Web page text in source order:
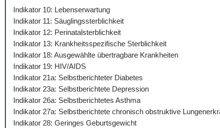
Indikator 10: Lebenserwartung
Indikator 11: Säuglingssterblichkeit
Indikator 12: Perinatalsterblichkeit
Indikator 13: Krankheitsspezifische Sterblichkeit
Indikator 18: Ausgewählte übertragbare Krankheiten
Indikator 19: HIV/AIDS
Indikator 21a: Selbstberichteter Diabetes
Indikator 23a: Selbstberichtete Depression
Indikator 26a: Selbstberichtetes Asthma
Indikator 27a: Selbstberichtete chronisch obstruktive
Indikator 28: Geringes Geburtsgewicht